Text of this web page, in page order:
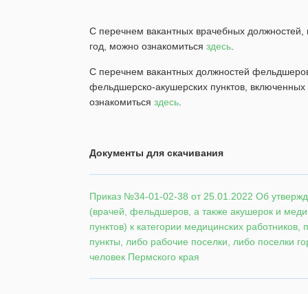
С перечнем вакантных врачебных
год, можно ознакомиться здесь
С перечнем вакантных должностей
фельдшерско-акушерских пунктов,
ознакомиться здесь
Документы для скачивания
Приказ №34-01-02-38 от 25.01.2022 Об
(врачей, фельдшеров, а также акушерок и
пунктов) к категории медицинских
пункты, либо рабочие поселки, либо поселки
человек Пермского края